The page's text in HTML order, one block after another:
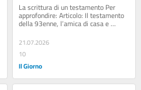
presentano un altro
testamento, ma è falso:
La scrittura di un testamento Per
approfondire: Articolo: Il testamento
della 93enne, l’amica di casa e
l’eredità saccheggiata: il caso...
21.07.2026
10
Il Giorno